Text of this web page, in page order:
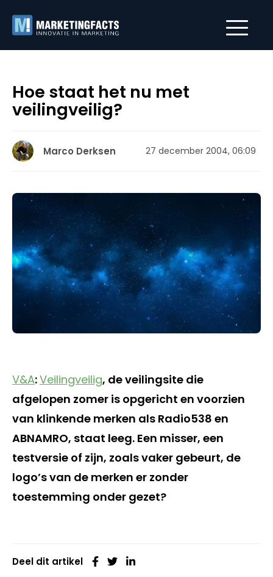
Hoe staat het nu met
veilingveilig?
Marco Derksen 27 december 2004, 06:09
V&A:Veilingveilig, de veilingsite die
afgelopen zomer is opgericht en voorzien
van klinkende merken als Radio538 en
ABNAMRO, staat leeg. Een misser, een
testversie of zijn, zoals vaker gebeurt, de
logo’s van de merken er zonder
toestemming onder gezet?
Deel dit artikel